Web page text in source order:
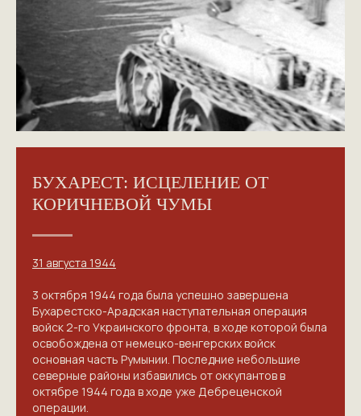
БУХАРЕСТ: ИСЦЕЛЕНИЕ ОТ
КОРИЧНЕВОЙ ЧУМЫ
31 августа 1944
3 октября 1944 года была успешно завершена
Бухарестско-Арадская наступательная операция
войск 2-го Украинского фронта, в ходе которой была
освобождена от немецко-венгерских войск
основная часть Румынии. Последние небольшие
северные районы избавились от оккупантов в
октябре 1944 года в ходе уже Дебреценской
операции.